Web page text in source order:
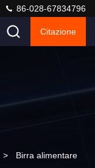
86-028-67834796
Citazione
> Birra alimentare